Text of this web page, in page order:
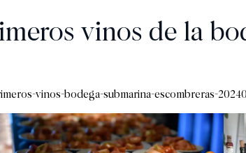
vinos de la
vinos-bodega-submarina-escombreras-